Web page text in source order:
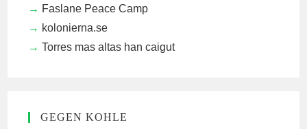
Faslane Peace Camp
kolonierna.se
Torres mas altas han caigut
GEGEN KOHLE